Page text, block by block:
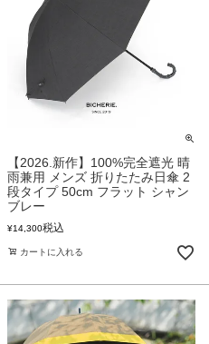
【2026.新作】100%完全遮光 晴
雨兼用 メンズ 折りたたみ日傘 2
段タイプ 50cm フラット シャン
ブレー
¥14,300税込
カートに入れる